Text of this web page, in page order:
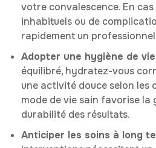
votre convalescence. En
inhabituels ou de
rapidement un
Adopter une hygiène de
équilibré, hydratez-vous
une activité douce selon les
mode de vie sain favorise la
durabilité des résultats.
Anticiper les soins à long